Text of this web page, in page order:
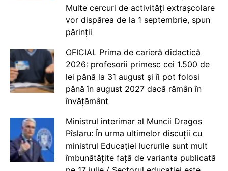
Multe cercuri de activități extrașcolare
vor dispărea de la 1 septembrie, spun
părinții
OFICIAL Prima de carieră didactică
2026: profesorii primesc cei 1.500 de
lei până la 31 august și îi pot folosi
până în august 2027 dacă rămân în
învățământ
Ministrul interimar al Muncii Dragos
Pîslaru: În urma ultimelor discuții cu
ministrul Educației lucrurile sunt mult
îmbunătățite față de varianta publicată